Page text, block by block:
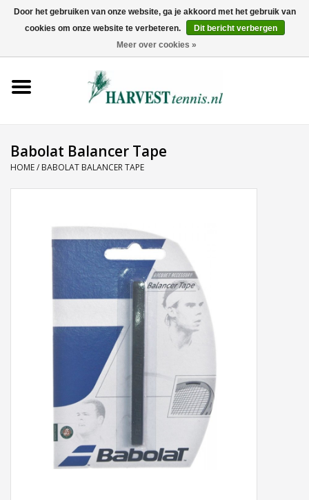
0 Artikelen - €0,00
Tenniskleding
Babolat Balancer Tape
HOME/ BABOLAT BALANCER TAPE
Door het gebruiken van onze website, ga je akkoord met het gebruik van
cookies om onze website te verbeteren.
Dit bericht verbergen
Meer over cookies »